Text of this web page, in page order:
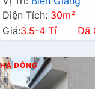
Diện Tích: 30m²
Giá:3.5-4 Tỉ Đã
HÀ ĐÔNG